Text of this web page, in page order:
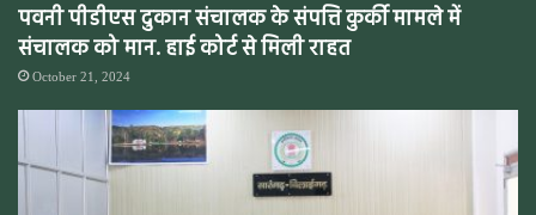
पवनी पीडीएस दुकान संचालक के संपत्ति कुर्की मामले में
संचालक को मान. हाई कोर्ट से मिली राहत
October 21, 2024